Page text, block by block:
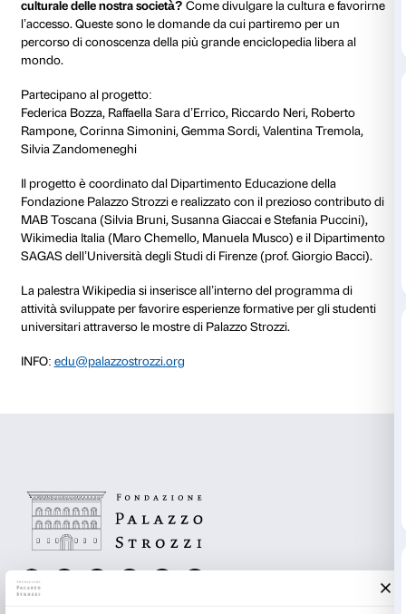
Wikipedia. Scrivere di storia dell’arte per tutti
valorizzazione dei contenuti delle mostre di Palazzo
attraverso la creazione e il completamento di voci
Il seminario è indirizzato agli studenti universitari e
l’opportunità di cimentarsi con la scrittura storico
apprendere i fondamenti dalla ricerca bibliografia
database e archivi digitali, comprendere l’uso e le
dell’enciclopedia libera Wikipedia per comunicare e
e la cultura.
Wikipedia è affidabile? Chi è l’autore di Wikipedia?
giusto per usarla? Come posso migliorarla
l’accesso. Queste sono le domande da cui
Federica Bozza, Raffaella Sara d’Errico, Riccardo
Rampone, Corinna Simonini, Gemma Sordi,
Silvia Zandomeneghi
Il progetto è coordinato dal Dipartimento